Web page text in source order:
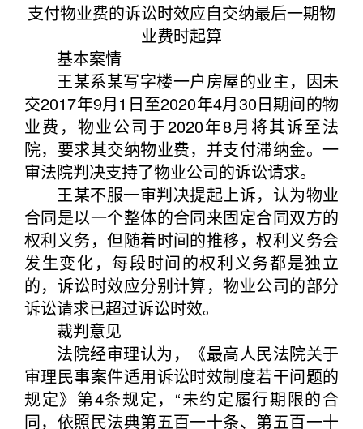
支付物业费的诉讼时效应自交纳最后一期物
业费时起算
基本案情
王某系某写字楼一户房屋的业主，因未
交2017年9月1日至2020年4月30日期间的物
业费，物业公司于2020年8月将其诉至法
院，要求其交纳物业费，并支付滞纳金。一
审法院判决支持了物业公司的诉讼请求。
王某不服一审判决提起上诉，认为物业
合同是以一个整体的合同来固定合同双方的
权利义务，但随着时间的推移，权利义务会
发生变化，每段时间的权利义务都是独立
的，诉讼时效应分别计算，物业公司的部分
诉讼请求已超过诉讼时效。
裁判意见
法院经审理认为，《最高人民法院关于
审理民事案件适用诉讼时效制度若干问题的
规定》第4条规定，“未约定履行期限的合
同，依照民法典第五百一十条、第五百一十